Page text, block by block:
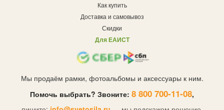
Как купить
Доставка и самовывоз
Скидки
Для ЕАИСТ
Мы продаём рамки, фотоальбомы и аксессуары к ним.
Помочь выбрать? Звоните: 8 800 700-11-08,